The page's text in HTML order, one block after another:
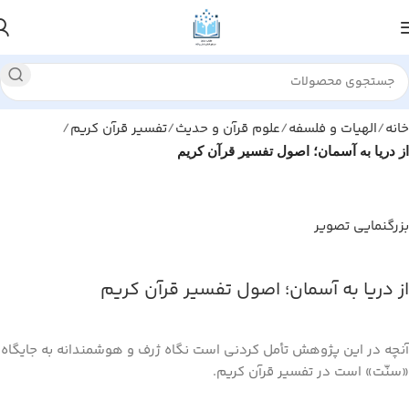
خانه الهیات و فلسفه علوم قرآن و حدیث تفسیر قرآن کریم
از دریا به آسمان؛ اصول تفسیر قرآن کریم
بزرگنمایی تصویر
از دریا به آسمان؛ اصول تفسیر قرآن کریم
آنچه در این پژوهش تأمل کردنی است نگاه ژرف و هوشمندانه به جایگاه
«سنّت» است در تفسیر قرآن کریم.